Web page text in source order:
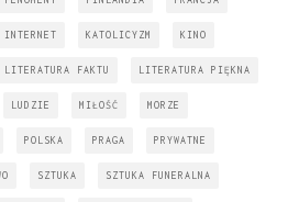
INTERNET KATOLICYZM KINO
LITERATURA FAKTU LITERATURA PIĘKNA
LUDZIE MIŁOŚĆ MORZE
POLSKA PRAGA PRYWATNE
SZTUKA SZTUKA FUNERALNA